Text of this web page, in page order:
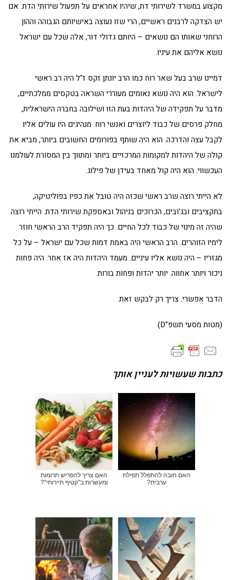
מקצוע במשרד לשירותי דת, שיהיו אחראים על תפעול שירותי הדת. אם
יש הצדקה לרבנים ראשיים, הרי שזו נעוצה באישיותם הגבוהה וההון
הרוחני שאותו הם נושאים – היותם גדולי דור, אלה שכל עם ישראל
נושא אליהם את עיניו.
דמיינו שרב בעל שאר רוח כמו הרב יונתן זקס ז"ל היה רב ראשי
לישראל. הוא היה נושא נאומים מעוררי השראה בטקסים ממלכתיים,
מדבר על תפקידה של היהדות בעת הזו ושילובה בחברה הישראלית,
מחלק פרסים של כבוד ליוצרים ואנשי רוח. מנהיגים היו עולים אליו
לקבל עצה והדרכה. הוא היה שותף בפורומים החשובים ביותר, מביא את
קולה של היהדות למקומות המרכזיים ביותר ומתווך בין המסורת לעולמנו
העכשווי. הוא היה קול מאחד בעידן של פילוג.
לא הייתי רוצה שרב ראשי שכזה היה טובל את כפיו בפוליטיקה,
בתקציבים ובג'ובים, הכרוכים בניהול ובאספקת שירותי הדת. הייתי רוצה
שהיה זה מינוי של כבוד לכל החיים. כך היה תפקיד הרב הראשי חוזר
לימיו הזוהרים. הרב הראשי היה באמת דמות שכל עם ישראל – על כל
מגזריו – היה נושא אליו עיניים. מעמד היהדות היה אז אחר. היה פחות
ניכור ויותר אחווה. יותר יהדות ופחות בורות.
הדבר אפשרי. צריך רק לבקש זאת.
(מטות מסעי תשפ"D)
כתבות שעשויות לעניין אותך
האם חובה להתפלל תפילת
ערבית?
האם צריך להפריש תרומות
ומעשרות ב"קטיף תיירותי"?